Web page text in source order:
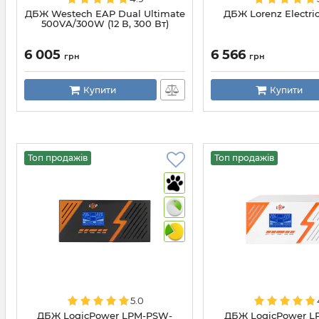
ДБЖ Westech EAP Dual Ultimate
500VA/300W (12 В, 300 Вт)
6 005 грн
Купити
ДБЖ Lorenz
6 566 грн
Купити
Топ продажів
5.0
ДБЖ LogicPower LPM-PSW-
Топ продажів
ДБЖ LogicPower